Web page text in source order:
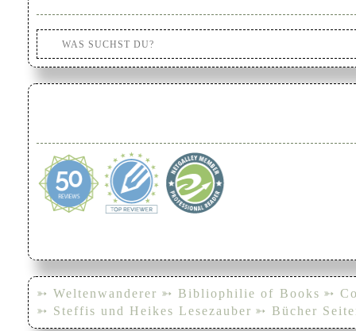
➳ Weltenwanderer ➳ Bibliophilie of Books ➳
➳ Steffis und Heikes Lesezauber ➳ Bücher